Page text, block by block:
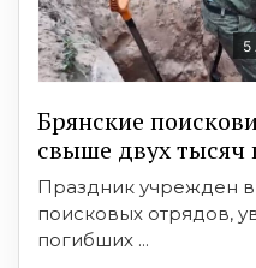
5
Брянские
свыше двух тысяч
Праздник учрежден в
поисковых отрядов,
погибших ...